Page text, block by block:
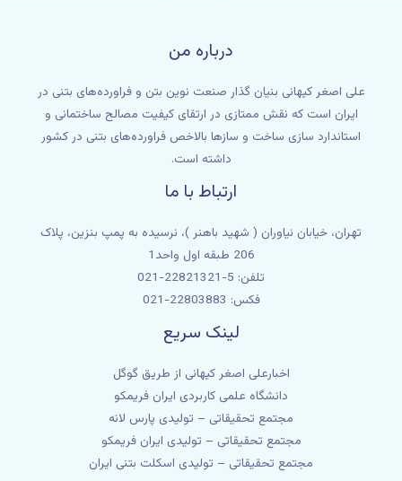
درباره من
علی اصغر کیهانی بنیان گذار صنعت نوین بتن و فراورده‌های بتنی در
ایران است که نقش ممتازی در ارتقای کیفیت مصالح ساختمانی و
استاندارد سازی ساخت و سازها بالاخص فراورده‌های بتنی در کشور
داشته است.
ارتباط با ما
تهران، خیابان نیاوران ( شهید باهنر )، نرسیده به پمپ بنزین، پلاک
206 طبقه اول واحد1
تلفن: 5-22821321-021
فکس: 22803883-021
لینک سریع
اخبارعلی اصغر کیهانی از طریق گوگل
دانشگاه علمی کاربردی ایران فریمکو
مجتمع تحقیقاتی – تولیدی پارس لانه
مجتمع تحقیقاتی – تولیدی ایران فریمکو
مجتمع تحقیقاتی – تولیدی اسکلت بتنی ایران